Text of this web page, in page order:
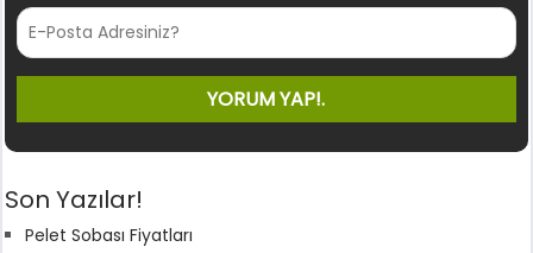
Son Yazılar!
Pelet Sobası Fiyatları